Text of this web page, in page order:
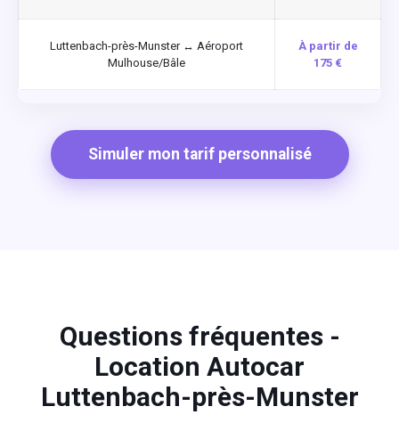
Luttenbach-près-Munster ↔ Aéroport
Mulhouse/Bâle
À partir de
175 €
Simuler mon tarif personnalisé
Questions fréquentes -
Location Autocar
Luttenbach-près-Munster